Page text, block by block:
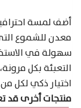
أضف لمسة
معدن للشموع
سهولة في
التعبئة بكل
اختيار ذكي لكل
منتجات أخرى قد